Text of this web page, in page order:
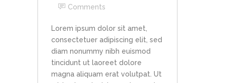
Comments
Lorem ipsum dolor sit amet,
consectetuer adipiscing elit, sed
diam nonummy nibh euismod
tincidunt ut laoreet dolore
magna aliquam erat volutpat. Ut